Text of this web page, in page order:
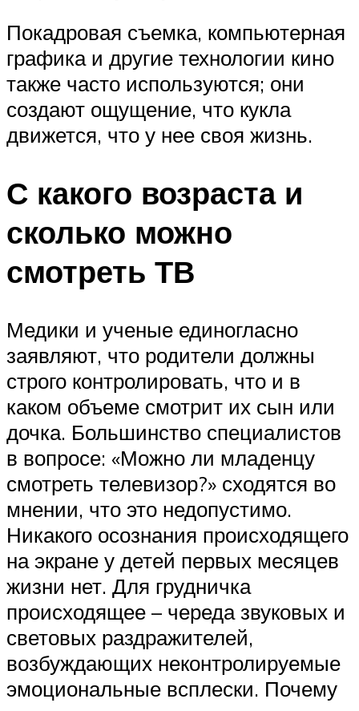
Покадровая съемка, компьютерная
графика и другие технологии кино
также часто используются; они
создают ощущение, что кукла
движется, что у нее своя жизнь.
С какого возраста и
сколько можно
смотреть ТВ
Медики и ученые единогласно
заявляют, что родители должны
строго контролировать, что и в
каком объеме смотрит их сын или
дочка. Большинство специалистов
в вопросе: «Можно ли младенцу
смотреть телевизор?» сходятся во
мнении, что это недопустимо.
Никакого осознания происходящего
на экране у детей первых месяцев
жизни нет. Для грудничка
происходящее – череда звуковых и
световых раздражителей,
возбуждающих неконтролируемые
эмоциональные всплески. Почему